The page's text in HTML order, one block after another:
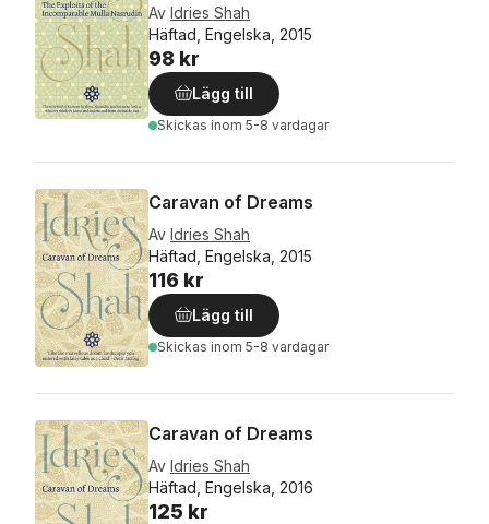
Av Idries Shah
Häftad, Engelska, 2015
98 kr
Lägg till
Skickas inom 5-8 vardagar
Caravan of Dreams
Av Idries Shah
Häftad, Engelska, 2015
116 kr
Lägg till
Skickas inom 5-8 vardagar
Caravan of Dreams
Av Idries Shah
Häftad, Engelska, 2016
125 kr